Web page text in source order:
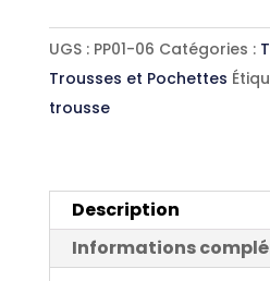
de
toilette
Brune
UGS : PP01-06 Catégories :
Trousses et Pochettes
trousse
Description
Informations